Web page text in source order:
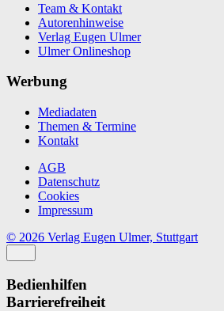
Team & Kontakt
Autorenhinweise
Verlag Eugen Ulmer
Ulmer Onlineshop
Werbung
Mediadaten
Themen & Termine
Kontakt
AGB
Datenschutz
Cookies
Impressum
© 2026 Verlag Eugen Ulmer, Stuttgart
Bedienhilfen
Barrierefreiheit